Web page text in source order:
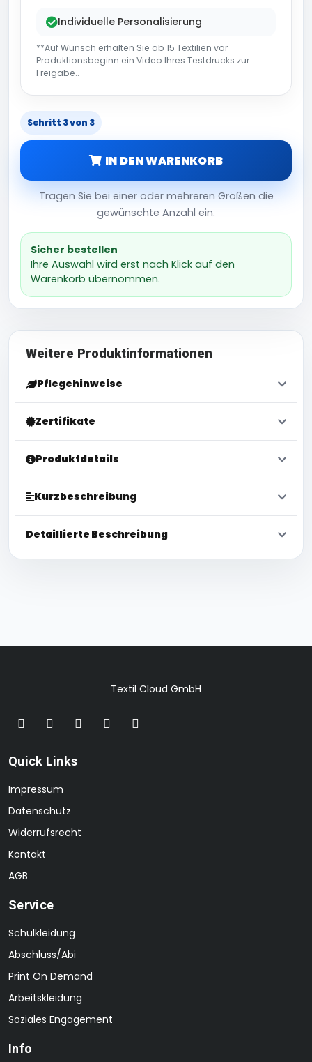
Individuelle Personalisierung
**Auf Wunsch erhalten Sie ab 15 Textilien vor
Produktionsbeginn ein Video Ihres Testdrucks zur
Freigabe..
Schritt 3 von 3
IN DEN WARENKORB
Tragen Sie bei einer oder mehreren Größen die
gewünschte Anzahl ein.
Sicher bestellen
Ihre Auswahl wird erst nach Klick auf den
Warenkorb übernommen.
Weitere Produktinformationen
Pflegehinweise
Zertifikate
Produktdetails
Kurzbeschreibung
Detaillierte Beschreibung
Textil Cloud GmbH
Quick Links
Impressum
Datenschutz
Widerrufsrecht
Kontakt
AGB
Service
Schulkleidung
Abschluss/Abi
Print On Demand
Arbeitskleidung
Soziales Engagement
Info